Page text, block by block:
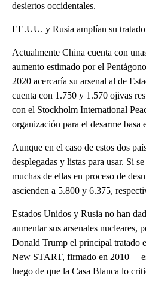
desiertos occidentales.
EE.UU. y Rusia amplían su
Actualmente China cuenta con
aumento estimado por el
2020 acercaría su arsenal al de
cuenta con 1.750 y 1.570 ojivas
con el Stockholm International
organización para el desarme basa
Aunque en el caso de estos dos
desplegadas y listas para usar. Si
muchas de ellas en proceso de
ascienden a 5.800 y 6.375,
Estados Unidos y Rusia no han
aumentar sus arsenales nucleares,
Donald Trump el principal tratado
New START, firmado en 2010—
luego de que la Casa Blanca lo